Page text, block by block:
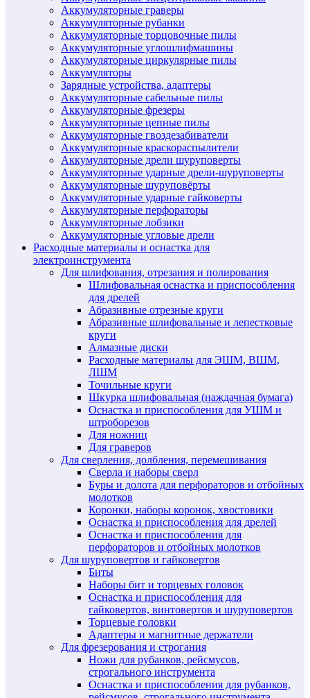
Аккумуляторные граверы
Аккумуляторные рубанки
Аккумуляторные торцовочные пилы
Аккумуляторные углошлифмашины
Аккумуляторные циркулярные пилы
Аккумуляторы
Зарядные устройства, адаптеры
Аккумуляторные сабельные пилы
Аккумуляторные фрезеры
Аккумуляторные цепные пилы
Аккумуляторные гвоздезабиватели
Аккумуляторные краскораспылители
Аккумуляторные дрели шуруповерты
Аккумуляторные ударные дрели-шуруповерты
Аккумуляторные шуруповёрты
Аккумуляторные ударные гайковерты
Аккумуляторные перфораторы
Аккумуляторные лобзики
Аккумуляторные угловые дрели
Расходные материалы и оснастка для
электроинструмента
Для шлифования, отрезания и полирования
Шлифовальная оснастка и приспособления
для дрелей
Абразивные отрезные круги
Абразивные шлифовальные и лепестковые
круги
Алмазные диски
Расходные материалы для ЭШМ, ВШМ,
ЛШМ
Точильные круги
Шкурка шлифовальная (наждачная бумага)
Оснастка и приспособления для УШМ и
штроборезов
Для ножниц
Для граверов
Для сверления, долбления, перемешивания
Сверла и наборы сверл
Буры и долота для перфораторов и отбойных
молотков
Коронки, наборы коронок, хвостовики
Оснастка и приспособления для дрелей
Оснастка и приспособления для
перфораторов и отбойных молотков
Для шуруповертов и гайковертов
Биты
Наборы бит и торцевых головок
Оснастка и приспособления для
гайковертов, винтовертов и шуруповертов
Торцевые головки
Адаптеры и магнитные держатели
Для фрезерования и строгания
Ножи для рубанков, рейсмусов,
строгального инструмента
Оснастка и приспособления для рубанков,